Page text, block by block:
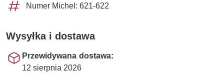
Numer Michel: 621-622
Wysyłka i dostawa
Przewidywana dostawa:
12 sierpnia 2026